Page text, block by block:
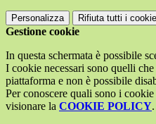
Personalizza Rifiuta tutti i
Gestione cookie
In questa schermata è possibile
I cookie necessari sono quelli
piattaforma e non è possibile
Per conoscere quali sono i
visionare la COOKIE POLICY.